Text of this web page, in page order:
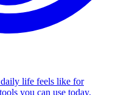
life feels like for
you can use today.